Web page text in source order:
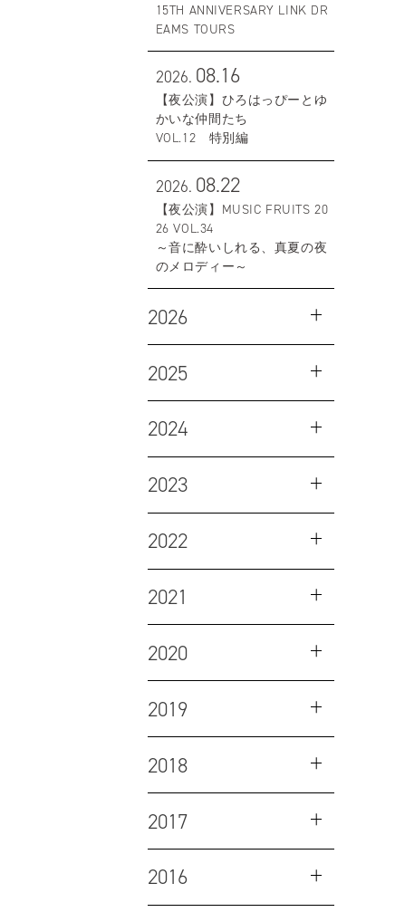
15TH ANNIVERSARY LINK DR
EAMS TOURS
2026. 08.16
【夜公演】ひろはっぴーとゆ
かいな仲間たち
VOL.12 特別編
2026. 08.22
【夜公演】MUSIC FRUITS 20
26 VOL.34
～音に酔いしれる、真夏の夜
のメロディー～
2026
2025
2024
2023
2022
2021
2020
2019
2018
2017
2016